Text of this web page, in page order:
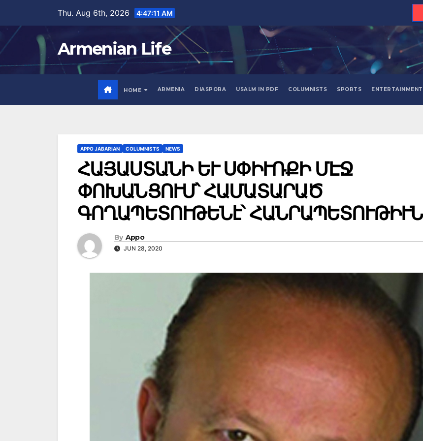
content
Thu. Aug 6th, 2026 4:47:12 AM
Armenian Life
HOME ARMENIA DIASPORA USALM IN PDF COLUMNISTS SPORTS ENTERTAINMENT
APPO JABARIAN COLUMNISTS NEWS
ՀԱՅԱՍՏԱՆԻ ԵՒ ՍՓԻՒՌՔԻ ՄԷՋ
ՓՈԽԱՆՑՈՒՄ՝ ՀԱՄԱՏԱՐԱԾ
ԳՈՂԱՊԵՏՈՒԹԵՆէ՝ ՀԱՆՐԱՊԵՏՈՒԹԻՒՆ
By Appo
JUN 28, 2020